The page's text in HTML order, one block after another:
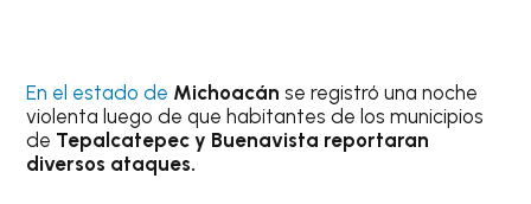
En el estado de Michoacánse registró una noche
violenta luego de que habitantes de los municipios
de Tepalcatepec y Buenavista reportaran
diversos ataques.